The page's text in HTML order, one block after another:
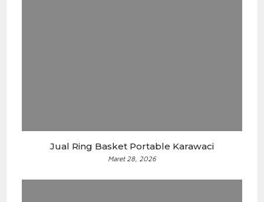
Jual Ring Basket Portable Karawaci
Maret 28, 2026